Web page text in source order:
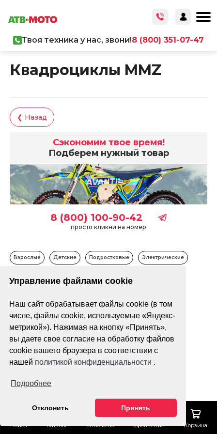
Управление файлами cookie
Наш сайт обрабатывает файлы cookie (в том
числе, файлы cookie, используемые «Яндекс-
метрикой»). Нажимая на кнопку «Принять»,
вы даете свое согласие на обработку файлов
cookie вашего браузера в соответствии с
нашей политикой конфиденциальности .
Подробнее
Отклонить Принять
Поиск Каталог Отложено Сравнение Корзина
Твоя техника у нас, звони!8 (800) 351-07-47
Квадроциклы MMZ
❮ Назад
Сэкономим твое время!
Подберем нужный товар
8 (800) 100-90-42
просто кликни на номер
Взрослые Детские Подростковые Электрические
Только в наличии
Фильтр